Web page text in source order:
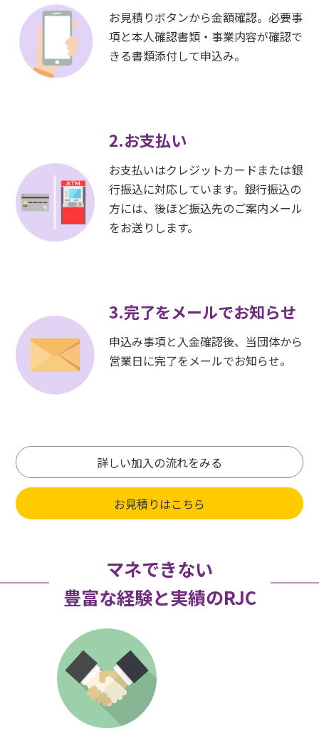
お見積りボタンから金額確認。必要事
項と本人確認書類・事業内容が確認で
きる書類添付して申込み。
2.お支払い
お支払いはクレジットカードまたは銀
行振込に対応しています。銀行振込の
方には、後ほど振込先のご案内メール
をお送りします。
3.完了をメールでお知らせ
申込み事項と入金確認後、当団体から
営業日に完了をメールでお知らせ。
詳しい加入の流れをみる
お見積りはこちら
マネできない
豊富な経験と実績のRJC